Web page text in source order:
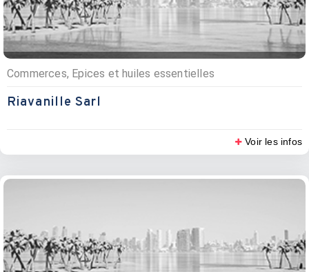
Commerces, Epices et huiles essentielles
Riavanille Sarl
Voir les infos